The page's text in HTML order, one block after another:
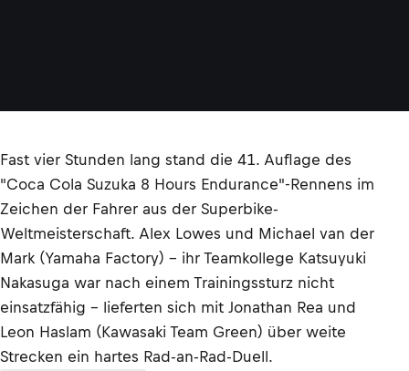
Fast vier Stunden lang stand die 41. Auflage des
"Coca Cola Suzuka 8 Hours Endurance"-Rennens im
Zeichen der Fahrer aus der Superbike-
Weltmeisterschaft. Alex Lowes und Michael van der
Mark (Yamaha Factory) – ihr Teamkollege Katsuyuki
Nakasuga war nach einem Trainingssturz nicht
einsatzfähig – lieferten sich mit Jonathan Rea und
Leon Haslam (Kawasaki Team Green) über weite
Strecken ein hartes Rad-an-Rad-Duell.